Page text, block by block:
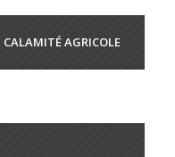
CALAMITÉ AGRICOLE